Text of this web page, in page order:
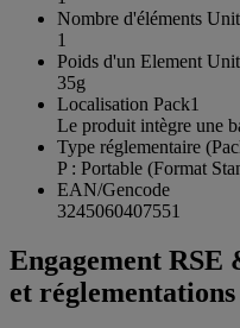
Nombre d'éléments
1
Poids d'un Element
35g
Localisation Pack1
Le produit intègre une
Type réglementaire
P : Portable (Format
EAN/Gencode
3245060407551
Engagement RSE
et réglementations